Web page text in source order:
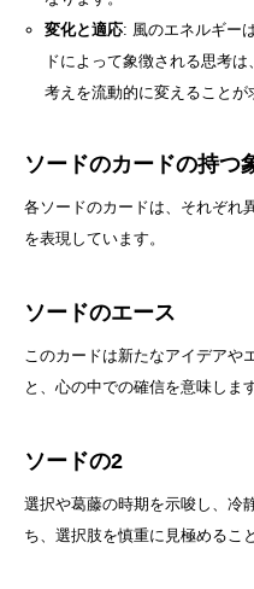
変化と適応: 風のエネルギー
ドによって象徴される思考
考えを流動的に変えることが
ソードのカードの持つ
各ソードのカードは、それぞれ
を表現しています。
ソードのエース
このカードは新たなアイデアや
と、心の中での確信を意味します
ソードの2
選択や葛藤の時期を示唆し、冷
ち、選択肢を慎重に見極めるこ